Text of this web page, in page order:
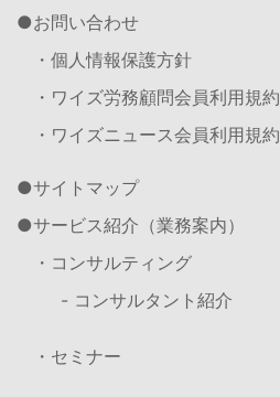
お問い合わせ
・個人情報保護方針
・ワイズ労務顧問会員利用規約
・ワイズニュース会員利用規約
サイトマップ
サービス紹介（業務案内）
・コンサルティング
- コンサルタント紹介
・セミナー